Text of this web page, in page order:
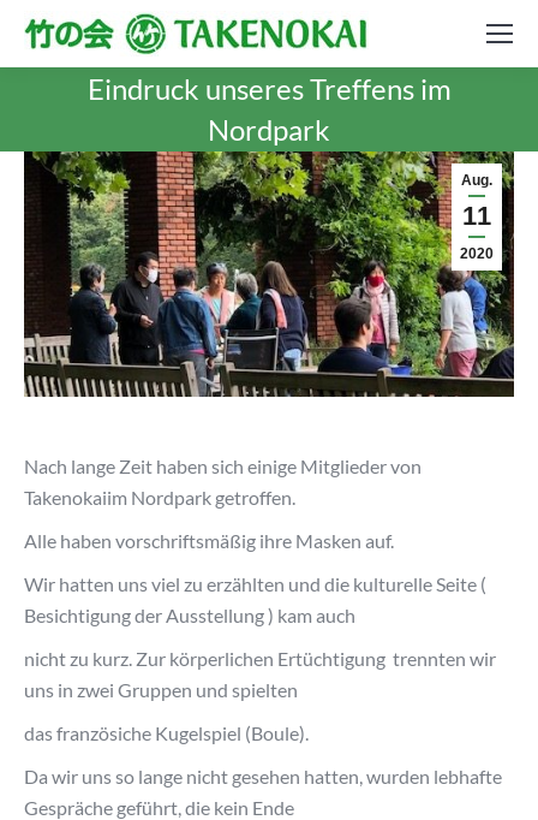
Eindruck unseres Treffens im
Nordpark
Aug.
11
2020
Nach lange Zeit haben sich einige Mitglieder von
Takenokaiim Nordpark getroffen.
Alle haben vorschriftsmäßig ihre Masken auf.
Wir hatten uns viel zu erzählten und die kulturelle Seite (
Besichtigung der Ausstellung ) kam auch
nicht zu kurz. Zur körperlichen Ertüchtigung trennten wir
uns in zwei Gruppen und spielten
das französiche Kugelspiel (Boule).
Da wir uns so lange nicht gesehen hatten, wurden lebhafte
Gespräche geführt, die kein Ende